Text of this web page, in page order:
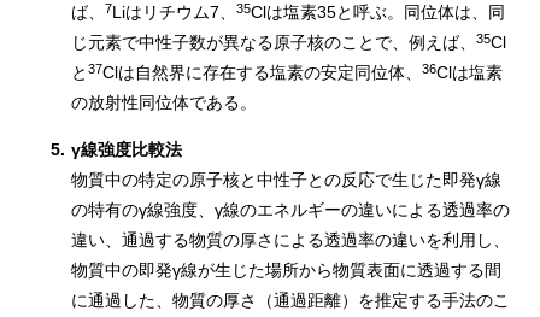
ば、
7Liはリチウム7、35Clは塩素35と呼ぶ。同位体は、同
じ元素で中性子数が異なる原子核のことで、例えば、35Cl
と37Clは自然界に存在する塩素の安定同位体、36Clは塩素
の放射性同位体である。
5. γ線強度比較法
物質中の特定の原子核と中性子との反応で生じた即発γ線
の特有のγ線強度、γ線のエネルギーの違いによる透過率の
違い、通過する物質の厚さによる透過率の違いを利用し、
物質中の即発γ線が生じた場所から物質表面に透過する間
に通過した、物質の厚さ（通過距離）を推定する手法のこ